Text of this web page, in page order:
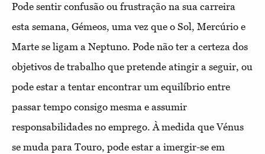
Pode sentir confusão ou frustração na sua carreira
esta semana, Gémeos, uma vez que o Sol, Mercúrio e
Marte se ligam a Neptuno. Pode não ter a certeza dos
objetivos de trabalho que pretende atingir a seguir, ou
pode estar a tentar encontrar um equilíbrio entre
passar tempo consigo mesma e assumir
responsabilidades no emprego. À medida que Vénus
se muda para Touro, pode estar a imergir-se em